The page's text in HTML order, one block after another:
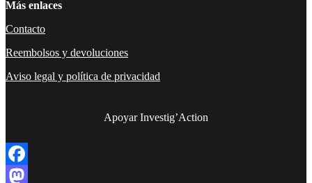
Más enlaces
Contacto
Reembolsos y devoluciones
Aviso legal y política de privacidad
Apoyar Investig’Action
Facebook